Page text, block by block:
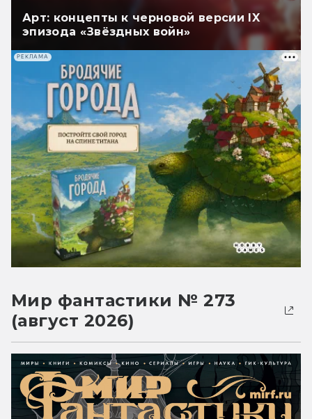
Арт: концепты к черновой версии IX
эпизода «Звёздных войн»
РЕКЛАМА
Мир фантастики № 273
(август 2026)